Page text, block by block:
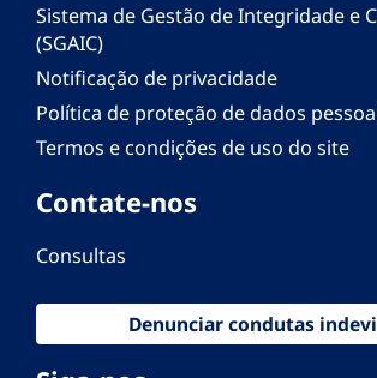
Sistema de Gestão de Integridade e
(SGAIC)
Notificação de privacidade
Política de proteção de dados
Termos e condições de uso do site
Contate-nos
Consultas
Denunciar condutas